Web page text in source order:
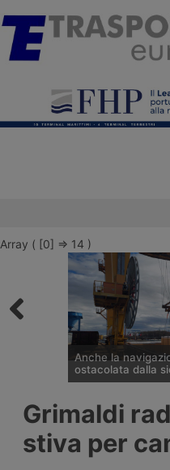
Array ( [0] => 14 )
Anche la
ostacolata dalla
dal 1996 tra
bloccando la
costringendo le
Cernavodă, Paks e
Grimaldi
stiva per